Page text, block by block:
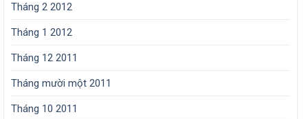
Tháng 2 2012
Tháng 1 2012
Tháng 12 2011
Tháng mười một 2011
Tháng 10 2011